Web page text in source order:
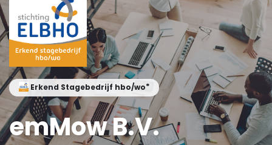
Erkend Stagebedrijf hbo/wo®
emMow B.V.